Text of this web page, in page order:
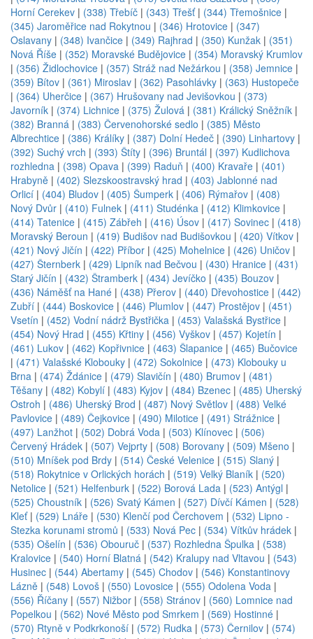
Horní Cerekev | (338) Třebíč | (343) Třešť| (344) Třemošnice |
(345) Jaroměřice nad Rokytnou | (346) Hrotovice | (347)
Oslavany | (348) Ivančice | (349) Rajhrad | (350) Kunžak | (351)
Nová Říše | (352) Moravské Budějovice | (354) Moravský Krumlov
| (356) Židlochovice | (357) Stráž nad Nežárkou | (358) Jemnice |
(359) Bítov | (361) Miroslav | (362) Pasohlávky | (363) Hustopeče
| (364) Uherčice | (367) Hrušovany nad Jevišovkou | (373)
Javorník | (374) Lichnice | (375) Žulová | (381) Králický Sněžník |
(382) Branná | (383) Červenohorské sedlo | (385) Město
Albrechtice | (386) Králíky | (387) Dolní Hedeč | (390) Linhartovy |
(392) Suchý vrch | (393) Štíty | (396) Bruntál | (397) Kudlichova
rozhledna | (398) Opava | (399) Raduň | (400) Kravaře | (401)
Hrabyně | (402) Slezskoostravský hrad | (403) Jablonné nad
Orlicí | (404) Bludov | (405) Šumperk | (406) Rýmařov | (408)
Nový Dvůr | (410) Fulnek | (411) Studénka | (412) Klimkovice |
(414) Tatenice | (415) Zábřeh | (416) Úsov | (417) Sovinec | (418)
Moravský Beroun | (419) Budišov nad Budišovkou | (420) Vítkov |
(421) Nový Jičín | (422) Příbor | (425) Mohelnice | (426) Uničov |
(427) Šternberk | (429) Lipník nad Bečvou | (430) Hranice | (431)
Starý Jičín | (432) Štramberk | (434) Jevíčko | (435) Bouzov |
(436) Náměšť na Hané | (438) Přerov | (440) Dřevohostice | (442)
Zubří | (444) Boskovice | (446) Plumlov | (447) Prostějov | (451)
Vsetín | (452) Vodní nádrž Bystřička | (453) Valašská Bystřice |
(454) Nový Hrad | (455) Křtiny | (456) Vyškov | (457) Kojetín |
(461) Lukov | (462) Kopřivnice | (463) Šlapanice | (465) Bučovice
| (471) Valašské Klobouky | (472) Sokolnice | (473) Klobouky u
Brna | (474) Ždánice | (479) Slavičín | (480) Brumov | (481)
Těšany | (482) Kobylí | (483) Kyjov | (484) Bzenec | (485) Uherský
Ostroh | (486) Uherský Brod | (487) Nový Světlov | (488) Velké
Pavlovice | (489) Čejkovice | (490) Milotice | (491) Strážnice |
(497) Lanžhot | (502) Dobrá Voda | (503) Klínovec | (506)
Červený Hrádek | (507) Vejprty | (508) Borovany | (509) Mšeno |
(510) Mníšek pod Brdy | (514) České Velenice | (515) Slaný |
(518) Rokytnice v Orlických horách | (519) Velký Blaník | (520)
Netolice | (521) Helfenburk | (522) Borová Lada | (523) Antýgl |
(525) Choustník | (526) Svatý Kámen | (527) Dívčí Kámen | (528)
Kleť| (529) Lnáře | (530) Klenčí pod Čerchovem | (532) Lipno -
Stezka korunami stromů | (533) Nová Pec | (534) Vítkův hrádek |
(535) Ošelín | (536) Obouruč | (537) Rozhledna Špulka | (538)
Kralovice | (540) Horní Blatná | (542) Kralupy nad Vltavou | (543)
Husinec | (544) Abertamy | (545) Chodov | (546) Konstantinovy
Lázně | (548) Lovoš | (550) Lovosice | (555) Odolena Voda |
(556) Říčany | (557) Nižbor | (558) Stránov | (560) Lomnice nad
Popelkou | (562) Nové Město pod Smrkem | (569) Hostinné |
(570) Rtyně v Podkrkonoší | (572) Rudka | (573) Černilov | (574)